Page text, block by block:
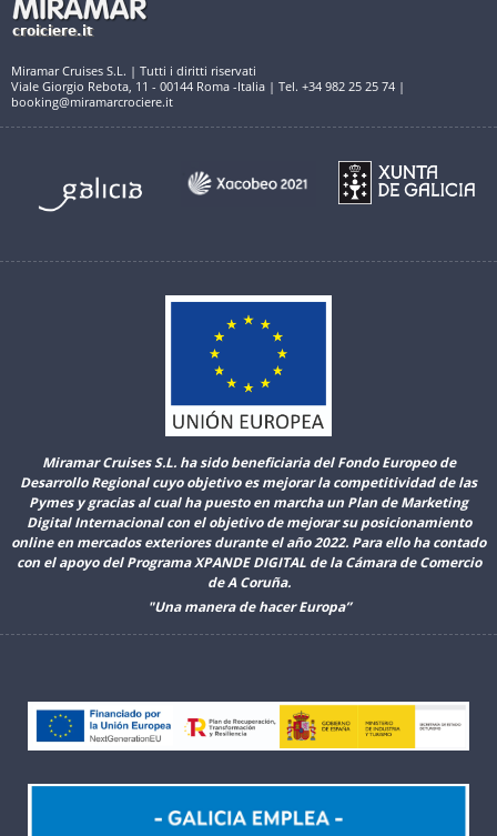
Miramar Cruises S.L. | Tutti i diritti riservati
Viale Giorgio Rebota, 11 - 00144 Roma -Italia | Tel. +34 982 25 25 74 |
booking@miramarcrociere.it
Miramar Cruises S.L. ha sido beneficiaria del Fondo Europeo de
Desarrollo Regional cuyo objetivo es mejorar la competitividad de las
Pymes y gracias al cual ha puesto en marcha un Plan de Marketing
Digital Internacional con el objetivo de mejorar su posicionamiento
online en mercados exteriores durante el año 2022. Para ello ha contado
con el apoyo del Programa XPANDE DIGITAL de la Cámara de Comercio
de A Coruña.
"Una manera de hacer Europa”